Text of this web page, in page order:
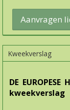
Kweekverslag
DE
kweekverslag